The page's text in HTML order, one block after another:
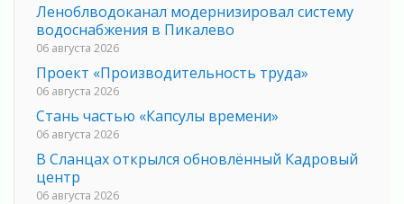
Леноблводоканал модернизировал систему
водоснабжения в Пикалево
06 августа 2026
Проект «Производительность труда»
06 августа 2026
Стань частью «Капсулы времени»
06 августа 2026
В Сланцах открылся обновлённый Кадровый
центр
06 августа 2026